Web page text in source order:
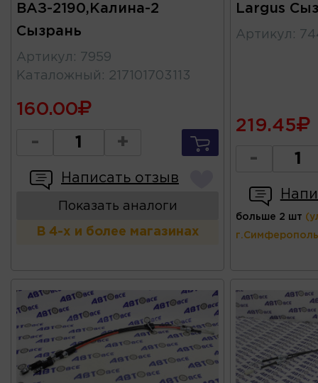
ВАЗ-2190,Калина-2
Сызрань
Артикул :
7959
Каталожный : 217101703113
160.00
- +
Написать отзыв
Показать аналоги
В 4-х и более магазинах
Largus
Артикул :
219.45
-
больше 2 шт